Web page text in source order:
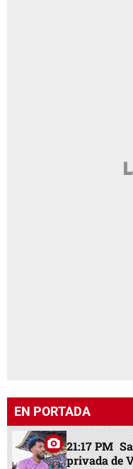
EN PORTADA
21:17 PM
privada de